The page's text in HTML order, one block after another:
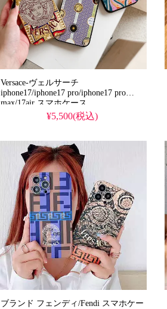
Versace-ヴェルサーチ
iphone17/iphone17 pro/iphone17 pro
max/17air スマホケース
¥5,500(税込)
ブランド フェンディ/Fendi スマホケー